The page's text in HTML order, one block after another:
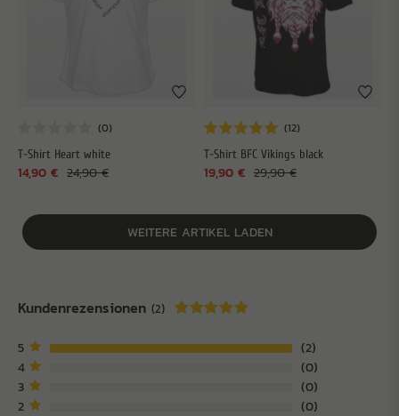
T-Shirt Heart white
24,90 €
14,90 €
T-Shirt BFC Vikings black
29,90 €
19,90 €
WEITERE ARTIKEL LADEN
Kundenrezensionen (2)
5
2
4
0
3
0
2
0